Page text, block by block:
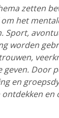
zetten
het
Sport,
worden
geven. Door
en
en